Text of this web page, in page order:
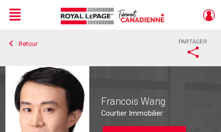
Live
En Direct
Menu
Retour PARTAGER
Francois Wang
Courtier Immobilier